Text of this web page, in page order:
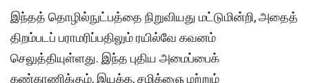
இந்தத் தொழில்நுட்பத்தை நிறுவியது மட்டுமின்றி, அதைத்
திறம்படப் பராமரிப்பதிலும் ரயில்வே கவனம்
செலுத்தியுள்ளது. இந்த புதிய அமைப்பைக்
கண்காணிக்கும், இயக்க, சமிக்ஞை மற்றும்